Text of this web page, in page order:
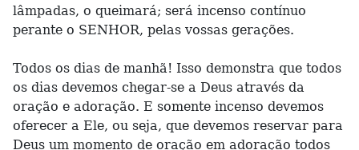
lâmpadas, o queimará; será incenso contínuo
perante o SENHOR, pelas vossas gerações.
Todos os dias de manhã! Isso demonstra que todos
os dias devemos chegar-se a Deus através da
oração e adoração. E somente incenso devemos
oferecer a Ele, ou seja, que devemos reservar para
Deus um momento de oração em adoração todos